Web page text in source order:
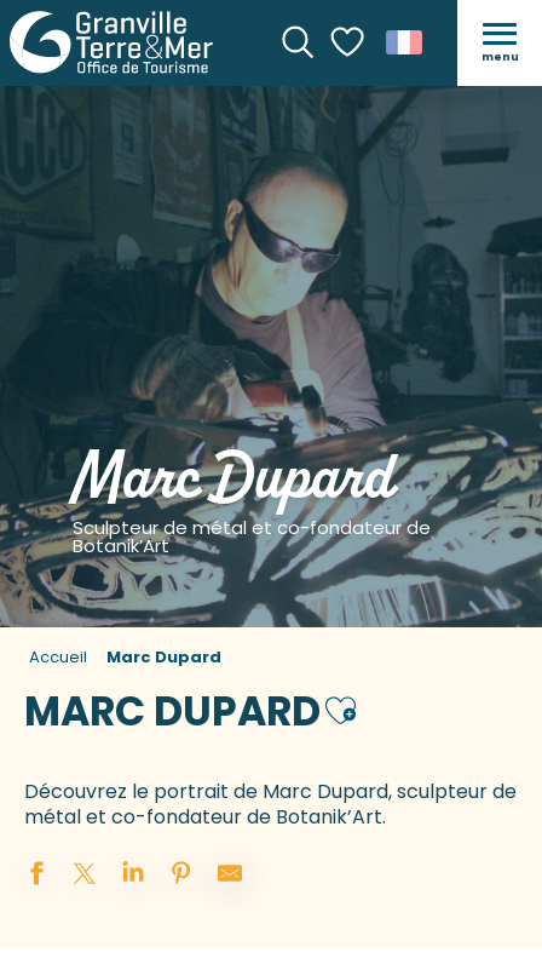
Recherche
Voir les favoris
menu
Marc Dupard
Sculpteur de métal et co-fondateur de
Botanik’Art
Accueil Marc Dupard
MARC DUPARDAjouter aux
Découvrez le portrait de Marc Dupard, sculpteur de
métal et co-fondateur de Botanik’Art.